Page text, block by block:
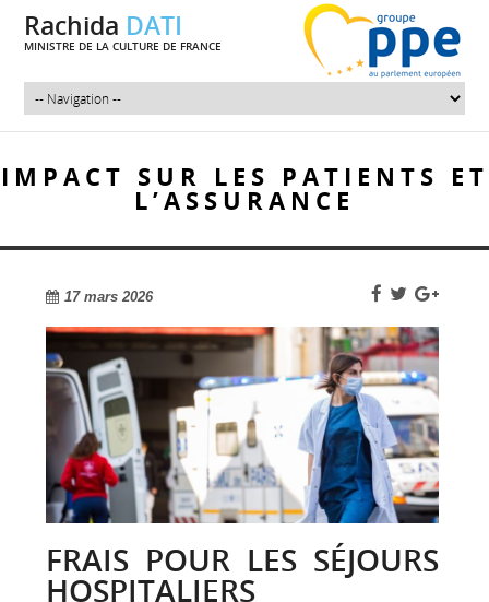
Rachida DATI
MINISTRE DE LA CULTURE DE FRANCE
IMPACT SUR LES PATIENTS ET
L’ASSURANCE
17 mars 2026
FRAIS POUR LES SÉJOURS
HOSPITALIERS